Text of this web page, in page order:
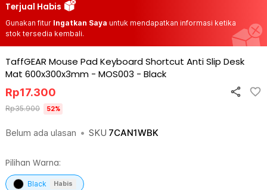
Terjual Habis
Gunakan fitur Ingatkan Saya untuk mendapatkan informasi ketika
stok tersedia kembali.
TaffGEAR Mouse Pad Keyboard Shortcut Anti Slip Desk
Mat 600x300x3mm - MOS003 - Black
Belum ada ulasan • SKU 7CAN1WBK
Rp17.300
Rp35.900 52%
Pilihan Warna:
Black Habis